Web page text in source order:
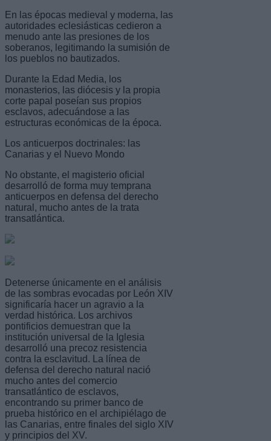
En las épocas medieval y moderna, las
autoridades eclesiásticas cedieron a
menudo ante las presiones de los
soberanos, legitimando la sumisión de
los pueblos no bautizados.
Durante la Edad Media, los
monasterios, las diócesis y la propia
corte papal poseían sus propios
esclavos, adecuándose a las
estructuras económicas de la época.
Los anticuerpos doctrinales: las
Canarias y el Nuevo Mondo
No obstante, el magisterio oficial
desarrolló de forma muy temprana
anticuerpos en defensa del derecho
natural, mucho antes de la trata
transatlántica.
Detenerse únicamente en el análisis
de las sombras evocadas por León XIV
significaría hacer un agravio a la
verdad histórica. Los archivos
pontificios demuestran que la
institución universal de la Iglesia
desarrolló una precoz resistencia
contra la esclavitud. La línea de
defensa del derecho natural nació
mucho antes del comercio
transatlántico de esclavos,
encontrando su primer banco de
prueba histórico en el archipiélago de
las Canarias, entre finales del siglo XIV
y principios del XV.